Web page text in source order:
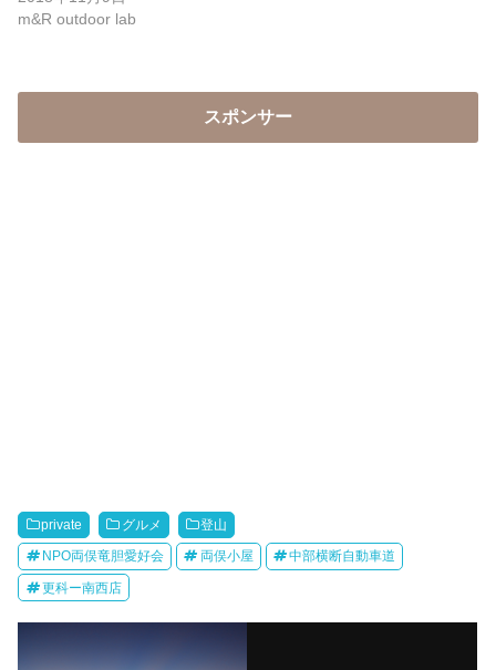
m&R outdoor lab
スポンサー
private グルメ 登山
NPO両俣竜胆愛好会 両俣小屋 中部横断自動車道
更科ー南西店